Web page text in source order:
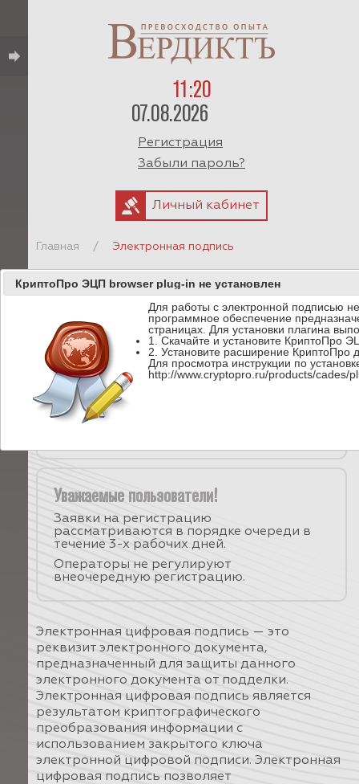
11:20
07.08.2026
Регистрация
Забыли пароль?
Личный кабинет
Главная / Электронная подпись
Контактная информация
Телефон службы технической поддержки:
8-910-204-20-54.
Режим работы операторов службы
технической поддержки с понедельника
по пятницу с 9:00 до 18:00 (по
московскому времени).
Уважаемые пользователи!
Заявки на регистрацию
рассматриваются в порядке очереди в
течение 3-х рабочих дней.
Операторы не регулируют
внеочередную регистрацию.
Электронная цифровая подпись — это
реквизит электронного документа,
предназначенный для защиты данного
электронного документа от подделки.
Электронная цифровая подпись является
результатом криптографического
преобразования информации с
использованием закрытого ключа
электронной цифровой подписи. Электронная
цифровая подпись позволяет
КриптоПро ЭЦП browser plug-in не установлен
Для работы с электронной подписью
программное обеспечение
страницах. Для установки плагина
1. Cкачайте и установите КриптоПро
2. Установите расширение КриптоПро
Для просмотра инструкции по
http://www.cryptopro.ru/products/cades/